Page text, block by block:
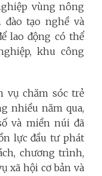
vùng nông
tạo nghề và
lao động có thể
khu công
vụ chăm sóc trẻ
nhiều năm qua,
và miền núi đã
lực đầu tư phát
chương trình,
xã hội cơ bản và